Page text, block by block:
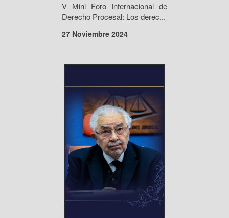
V Mini Foro Internacional de
Derecho Procesal: Los derec...
27 Noviembre 2024